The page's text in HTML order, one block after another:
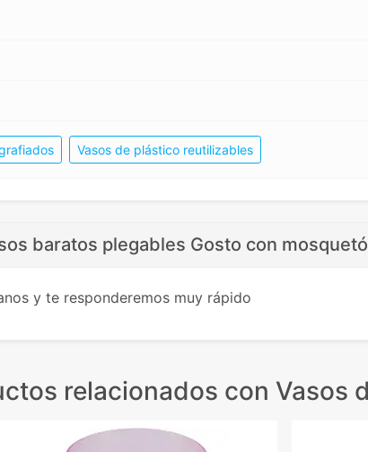
Vasos de plástico reutilizables
baratos plegables Gosto con
y te responderemos muy rápido
relacionados con Vasos